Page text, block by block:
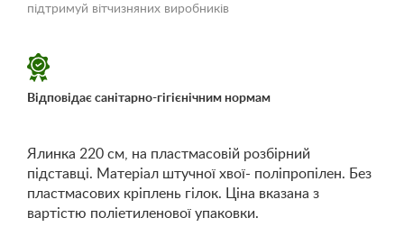
«Умови доставки і
підтримуй вітчизняних виробників
Відповідає санітарно-гігієнічним нормам
Ялинка 220 см, на пластмасовій розбірний
підставці. Матеріал штучної хвої- поліпропілен. Без
пластмасових кріплень гілок. Ціна вказана з
вартістю поліетиленової упаковки.